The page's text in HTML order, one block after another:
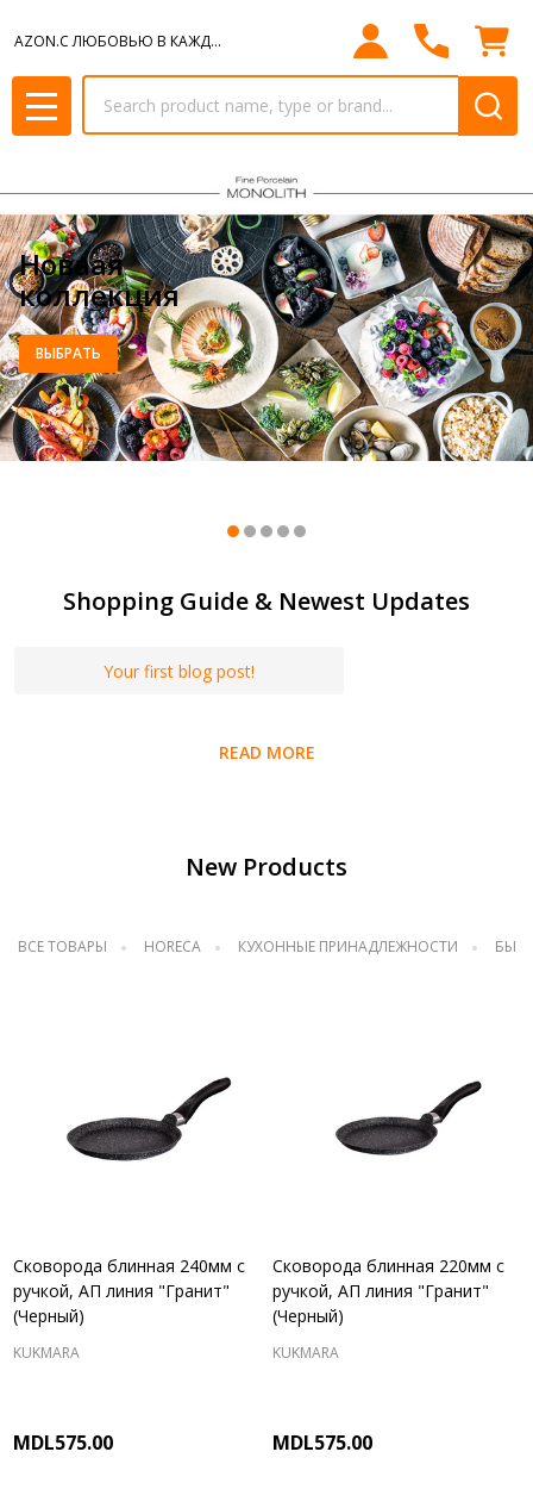
AZON.С ЛЮБОВЬЮ В КАЖДЫЙ ДОМ.
MENU
Новаая
коллекция
ВЫБРАТЬ
Shopping Guide & Newest Updates
Your first blog post!
READ MORE
New Products
ВСЕ ТОВАРЫ HORECA КУХОННЫЕ ПРИНАДЛЕЖНОСТИ
Сковорода блинная 240мм с
ручкой, АП линия "Гранит"
(Черный)
KUKMARA
MDL575.00
Сковорода блинная 220мм с
ручкой, АП линия "Гранит"
(Черный)
KUKMARA
MDL575.00